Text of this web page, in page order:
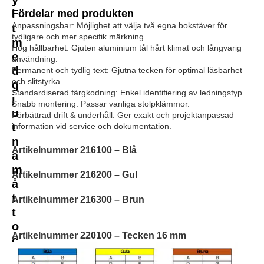
l
t
m
e
d
g
j
u
t
n
a
m
å
t
t
o
c
h
Fördelar med produkten
Anpassningsbar: Möjlighet att välja två egna bokstäver för
tydligare och mer specifik märkning.
Hög hållbarhet: Gjuten aluminium tål hårt klimat och långvarig
användning.
Permanent och tydlig text: Gjutna tecken för optimal läsbarhet
och slitstyrka.
Standardiserad färgkodning: Enkel identifiering av ledningstyp.
Snabb montering: Passar vanliga stolpklämmor.
Förbättrad drift & underhåll: Ger exakt och projektanpassad
information vid service och dokumentation.
Artikelnummer 216100 – Blå
Artikelnummer 216200 – Gul
Artikelnummer 216300 – Brun
Artikelnummer 220100 – Tecken 16 mm